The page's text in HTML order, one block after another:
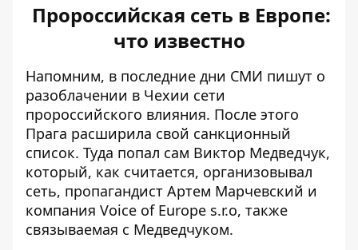
Пророссийская сеть в Европе:
что известно
Напомним, в последние дни СМИ пишут о
разоблачении в Чехии сети
пророссийского влияния. После этого
Прага расширила свой санкционный
список. Туда попал сам Виктор Медведчук,
который, как считается, организовывал
сеть, пропагандист Артем Марчевский и
компания Voice of Europe s.r.o, также
связываемая с Медведчуком.